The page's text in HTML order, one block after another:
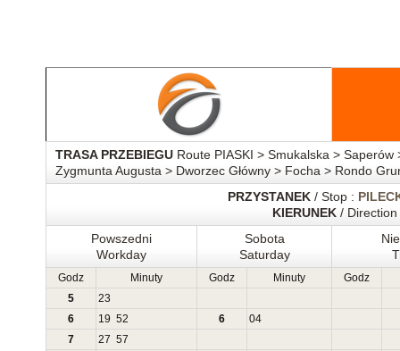
TRASA PRZEBIEGU Route PIASKI > Smukalska >
Zygmunta Augusta > Dworzec Główny > Focha > Rondo
PRZYSTANEK / Stop :
KIERUNEK/
Powszedni
Workday
Sobota
Saturday
Godz Minuty Godz Minuty
Godz
5
23
6
19 52 6
04
7
27 57